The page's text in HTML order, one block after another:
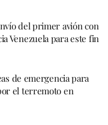
del primer avión con
Venezuela para este fin
de emergencia para
el terremoto en